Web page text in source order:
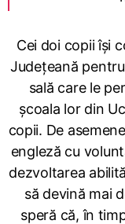
Cei doi copii își
Județeană
sală care le
școala lor din
copii. De
engleză cu
dezvoltarea
să devină mai
speră că, în